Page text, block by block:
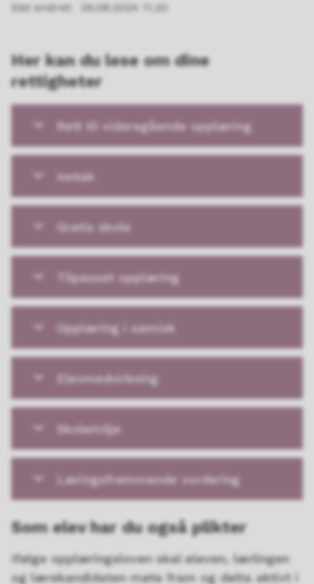
Sist endret 29.08.2024 11.20
Her kan du lese om dine
rettigheter
Rett til videregående opplæring
Inntak
Gratis skole
Tilpasset opplæring
Opplæring i samisk
Elevmedvirkning
Skolemiljø
Læringsfremmende vurdering
Som elev har du også plikter
Ifølge opplæringsloven skal eleven, lærlingen
og lærekandidaten møte fram og delta aktivt i